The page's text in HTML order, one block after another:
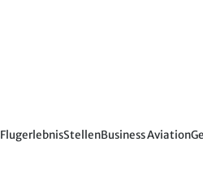
FlugerlebnisStellenBusiness Aviation